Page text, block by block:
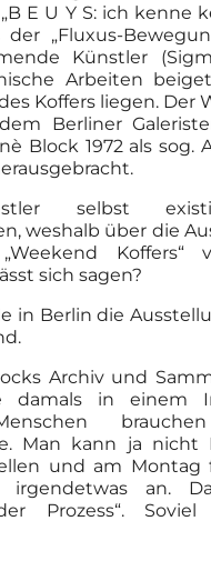
E U Y S: ich kenne
„Fluxus-
Künstler
Arbeiten
Koffers liegen. Der
Berliner
Block 1972 als sog.
selbst
weshalb über die
Koffers“
sich sagen?
in Berlin die
Archiv und
damals in einem
Man kann ja nicht
und am Montag
irgendetwas an.
Prozess“.